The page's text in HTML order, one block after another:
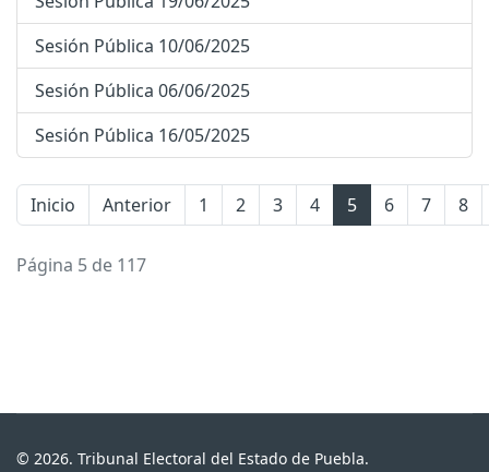
Sesión Pública 10/06/2025
Sesión Pública 06/06/2025
Sesión Pública 16/05/2025
Inicio Anterior 1 2 3 4 5 6 7 8
Página 5 de 117
© 2026. Tribunal Electoral del Estado de Puebla.